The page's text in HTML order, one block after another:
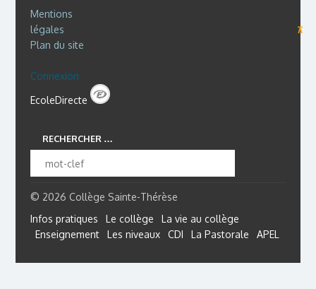
Mentions
légales
⊼
Plan du site
Connexion
EcoleDirecte
RECHERCHER …
© 2026 Collège Sainte-Thérèse
Infos pratiques
Le collège
La vie au collège
Enseignement
Les niveaux CDI La Pastorale APEL